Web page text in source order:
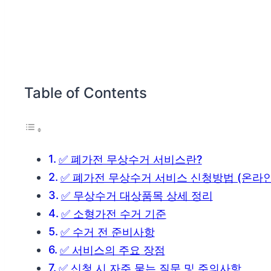
Table of Contents
✅ 폐가전 무상수거 서비스란?
✅ 폐가전 무상수거 서비스 신청방법 (온라
✅ 무상수거 대상품목 상세 정리
✅ 소형가전 수거 기준
✅ 수거 전 준비사항
✅ 서비스의 주요 장점
✅ 신청 시 자주 묻는 질문 및 주의사항